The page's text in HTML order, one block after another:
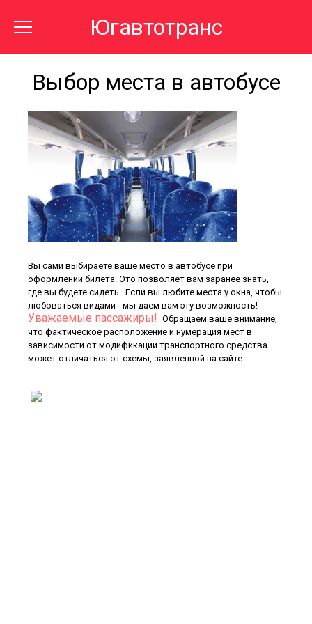
Югавтотранс
Выбор места в автобусе
Вы сами выбираете ваше место в автобусе при
оформлении билета. Это позволяет вам заранее знать,
где вы будете сидеть. Если вы любите места у окна, чтобы
любоваться видами - мы даем вам эту возможность!
Уважаемые пассажиры! Обращаем ваше внимание,
что фактическое расположение и нумерация мест в
зависимости от модификации транспортного средства
может отличаться от схемы, заявленной на сайте.